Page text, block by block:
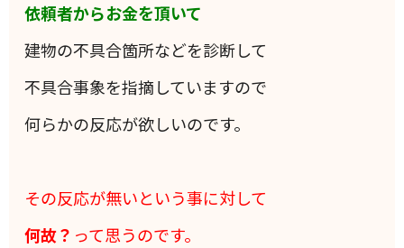
依頼者からお金を頂いて
建物の不具合箇所などを診断して
不具合事象を指摘していますので
何らかの反応が欲しいのです。
その反応が無いという事に対して
何故？ って思うのです。